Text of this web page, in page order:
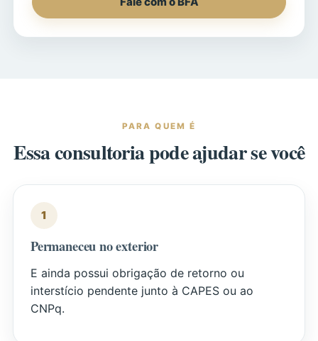
PARA QUEM É
Essa consultoria pode ajudar se você
1
Permaneceu no exterior
E ainda possui obrigação de retorno ou
interstício pendente junto à CAPES ou ao
CNPq.